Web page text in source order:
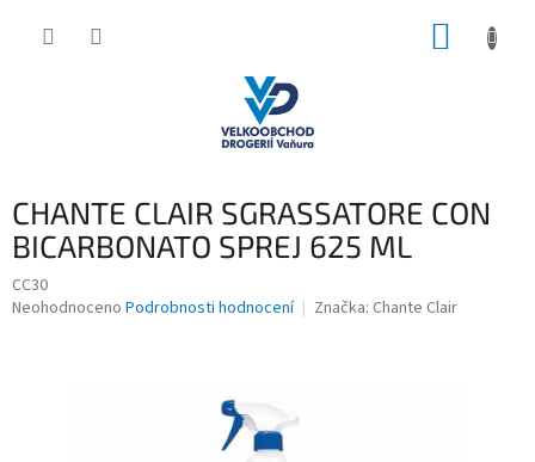
CHANTE CLAIR SGRASSATORE CON
BICARBONATO SPREJ 625 ML
CC30
Průměrné
Neohodnoceno Podrobnosti hodnocení Značka: Chante Clair